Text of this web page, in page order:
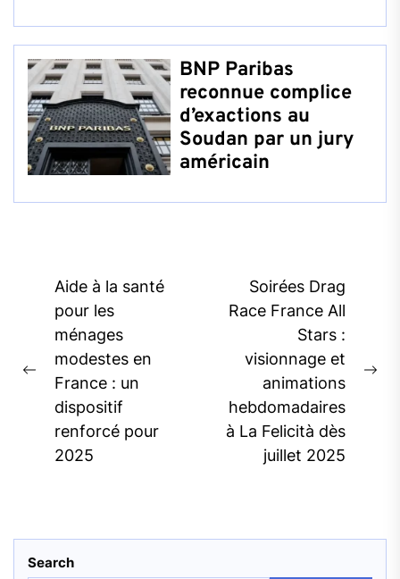
BNP Paribas
reconnue complice
d’exactions au
Soudan par un jury
américain
Post
navigation
Previous
post:
Aide à la santé
pour les
ménages
modestes en
France : un
dispositif
renforcé pour
2025
Soirées Drag
Race France All
Stars :
visionnage et
animations
hebdomadaires
à La Felicità dès
juillet 2025
Search